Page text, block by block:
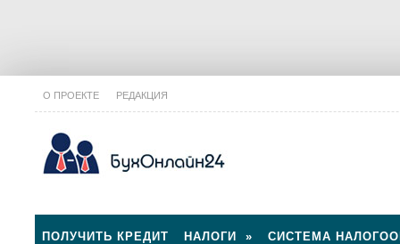
О ПРОЕКТЕ РЕДАКЦИЯ
ПОЛУЧИТЬ КРЕДИТ НАЛОГИ » СИСТЕМА